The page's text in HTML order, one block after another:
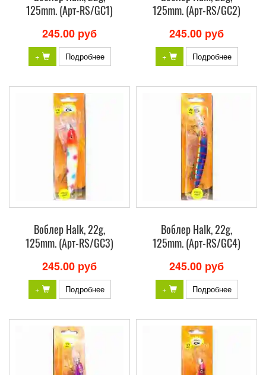
125mm. (Арт-RS/GC1)
245.00 руб
+ Подробнее
125mm. (Арт-RS/GC2)
245.00 руб
+ Подробнее
Воблер Halk, 22g,
125mm. (Арт-RS/GC3)
245.00 руб
+ Подробнее
Воблер Halk, 22g,
125mm. (Арт-RS/GC4)
245.00 руб
+ Подробнее